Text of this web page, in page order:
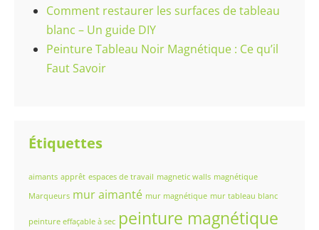
Comment restaurer les surfaces de tableau
blanc – Un guide DIY
Peinture Tableau Noir Magnétique : Ce qu’il
Faut Savoir
Étiquettes
aimants apprêt espaces de travail magnetic walls magnétique
Marqueurs mur aimanté mur magnétique mur tableau blanc
peinture effaçable à sec peinture magnétique